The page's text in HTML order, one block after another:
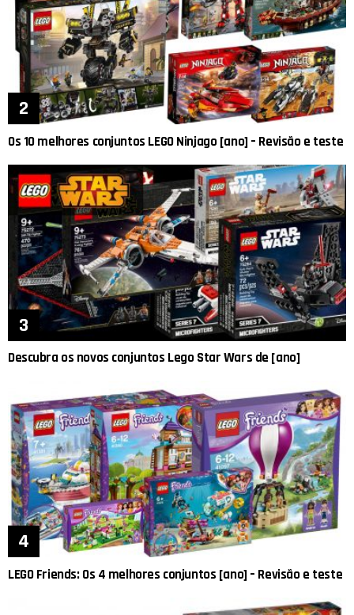
Os 10 melhores conjuntos LEGO Ninjago [ano] – Revisão e teste
Descubra os novos conjuntos Lego Star Wars de [ano]
LEGO Friends: Os 4 melhores conjuntos [ano] – Revisão e teste